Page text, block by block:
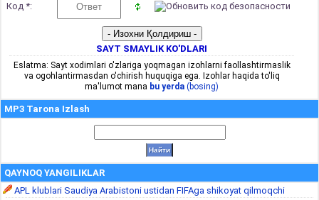
Код *:
SAYT SMAYLIK KO'DLARI
Eslatma: Sayt xodimlari o'zlariga yoqmagan izohlarni faollashtirmaslik
va ogohlantirmasdan o'chirish huquqiga ega. Izohlar haqida to'liq
ma'lumot mana bu yerda (bosing)
MP3 Tarona Izlash
QAYNOQ YANGILIKLAR
APL klublari Saudiya Arabistoni ustidan FIFAga shikoyat qilmoqchi